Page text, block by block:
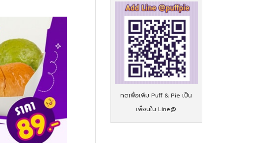
กดเพื่อเพิ่ม Puff & Pie เป็น
เพื่อนใน Line@